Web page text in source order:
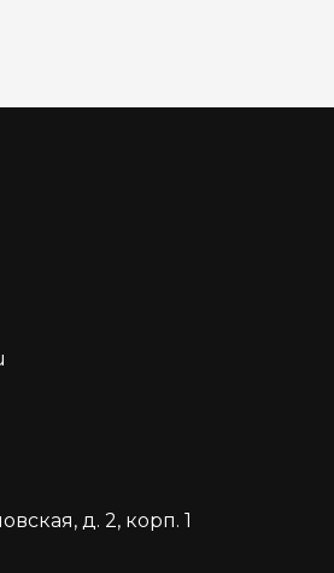
д. 2, корп. 1